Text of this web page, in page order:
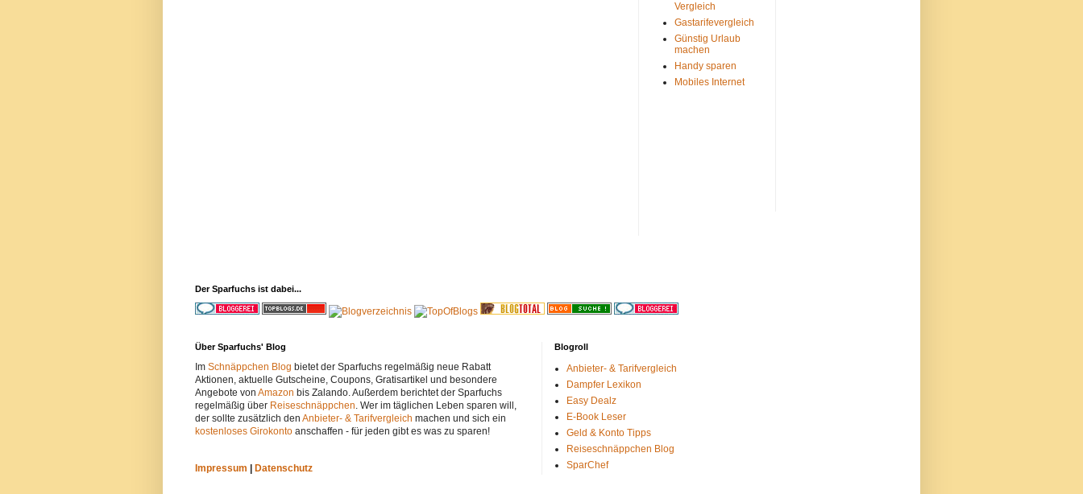
Vergleich
Gastarifevergleich
Günstig Urlaub
machen
Handy sparen
Mobiles Internet
Der Sparfuchs ist dabei...
Über Sparfuchs' Blog
Im Schnäppchen Blog bietet der Sparfuchs regelmäßig neue Rabatt
Aktionen, aktuelle Gutscheine, Coupons, Gratisartikel und besondere
Angebote von Amazon bis Zalando. Außerdem berichtet der Sparfuchs
regelmäßig über Reiseschnäppchen. Wer im täglichen Leben sparen will,
der sollte zusätzlich den Anbieter- & Tarifvergleich machen und sich ein
kostenloses Girokonto anschaffen - für jeden gibt es was zu sparen!
Impressum Datenschutz
Blogroll
Anbieter- & Tarifvergleich
Dampfer Lexikon
Easy Dealz
E-Book Leser
Geld & Konto Tipps
Reiseschnäppchen Blog
SparChef